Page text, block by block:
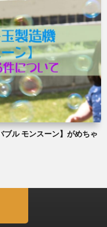
ブル モンスーン】がめちゃ